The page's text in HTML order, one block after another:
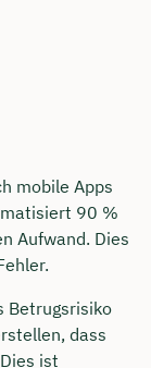
mobile Apps
90 %
Aufwand. Dies
Betrugsrisiko
dass
ist